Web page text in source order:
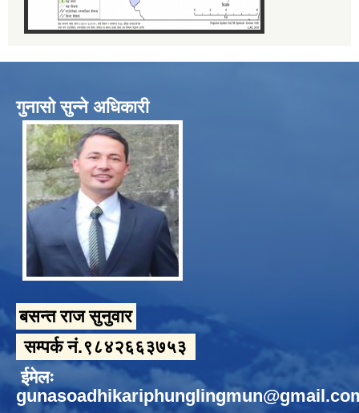
गुनासो सुन्ने अधिकारी
बसन्त राज सुनुवार
सम्पर्क नं.९८४२६६३७५३
ईमेलः